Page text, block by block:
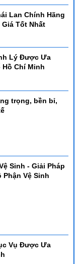
Lan Chính Hãng
Tốt Nhất
Lý Được Ưa
Chí Minh
trọng, bền bỉ,
Sinh - Giải Pháp
Phận Vệ Sinh
Vụ Được Ưa